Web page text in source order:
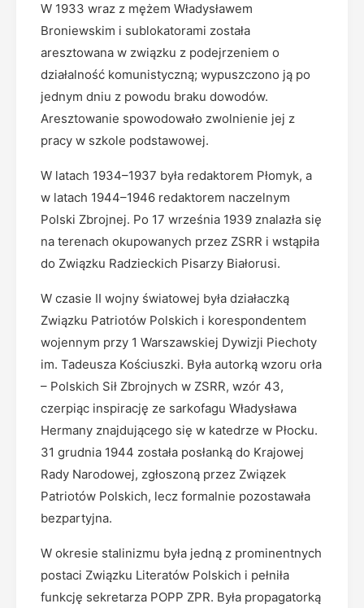
W 1933 wraz z mężem Władysławem
Broniewskim i sublokatorami została
aresztowana w związku z podejrzeniem o
działalność komunistyczną; wypuszczono ją po
jednym dniu z powodu braku dowodów.
Aresztowanie spowodowało zwolnienie jej z
pracy w szkole podstawowej.
W latach 1934–1937 była redaktorem Płomyk, a
w latach 1944–1946 redaktorem naczelnym
Polski Zbrojnej. Po 17 września 1939 znalazła się
na terenach okupowanych przez ZSRR i wstąpiła
do Związku Radzieckich Pisarzy Białorusi.
W czasie II wojny światowej była działaczką
Związku Patriotów Polskich i korespondentem
wojennym przy 1 Warszawskiej Dywizji Piechoty
im. Tadeusza Kościuszki. Była autorką wzoru orła
– Polskich Sił Zbrojnych w ZSRR, wzór 43,
czerpiąc inspirację ze sarkofagu Władysława
Hermany znajdującego się w katedrze w Płocku.
31 grudnia 1944 została posłanką do Krajowej
Rady Narodowej, zgłoszoną przez Związek
Patriotów Polskich, lecz formalnie pozostawała
bezpartyjna.
W okresie stalinizmu była jedną z prominentnych
postaci Związku Literatów Polskich i pełniła
funkcję sekretarza POPP ZPR. Była propagatorką